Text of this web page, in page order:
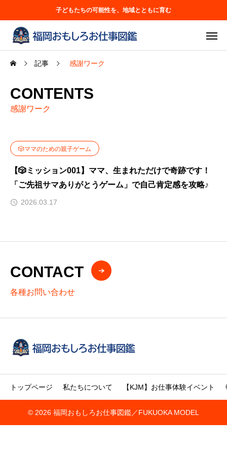
子どもたちの可能性を、地域とともに育む
記事 感謝ワーク
CONTENTS
感謝ワーク
🎲ママのための親子ゲーム
【🎲ミッション001】ママ、生まれただけで奇跡です！
「ご先祖サマありがとうゲーム」で自己肯定感を攻略♪
2026.03.17
CONTACT
各種お問い合わせ
トップページ 私たちについて 【KJM】お仕事体験イベント
© 2026 福岡おもしろお仕事図鑑／FUKUOKA MODEL